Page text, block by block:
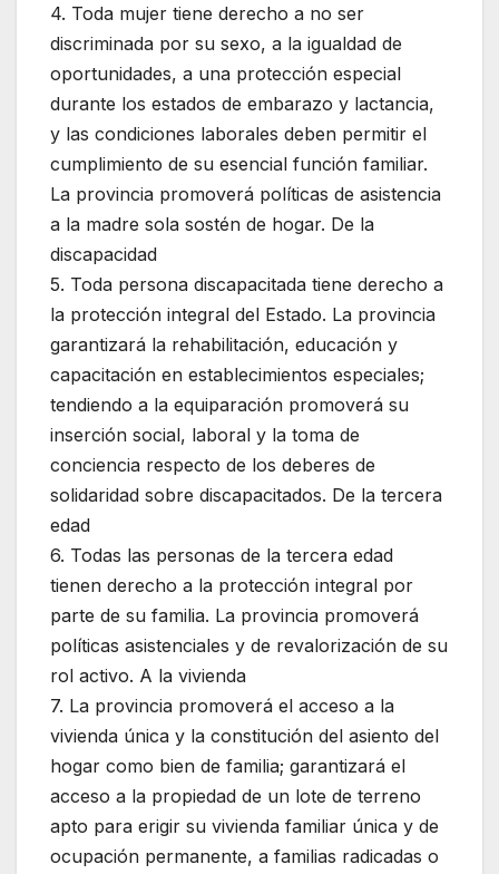
4. Toda mujer tiene derecho a no ser
discriminada por su sexo, a la igualdad de
oportunidades, a una protección especial
durante los estados de embarazo y lactancia,
y las condiciones laborales deben permitir el
cumplimiento de su esencial función familiar.
La provincia promoverá políticas de asistencia
a la madre sola sostén de hogar. De la
discapacidad
5. Toda persona discapacitada tiene derecho a
la protección integral del Estado. La provincia
garantizará la rehabilitación, educación y
capacitación en establecimientos especiales;
tendiendo a la equiparación promoverá su
inserción social, laboral y la toma de
conciencia respecto de los deberes de
solidaridad sobre discapacitados. De la tercera
edad
6. Todas las personas de la tercera edad
tienen derecho a la protección integral por
parte de su familia. La provincia promoverá
políticas asistenciales y de revalorización de su
rol activo. A la vivienda
7. La provincia promoverá el acceso a la
vivienda única y la constitución del asiento del
hogar como bien de familia; garantizará el
acceso a la propiedad de un lote de terreno
apto para erigir su vivienda familiar única y de
ocupación permanente, a familias radicadas o